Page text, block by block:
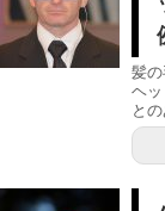
髪
ヘ
と